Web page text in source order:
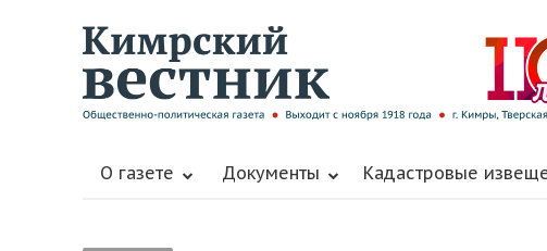
О газете Документы Кадастровые